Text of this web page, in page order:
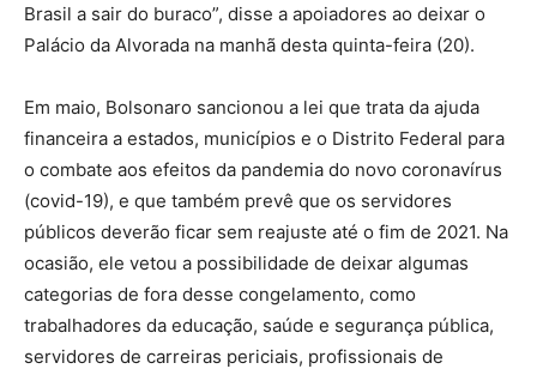
Brasil a sair do buraco”, disse a apoiadores ao deixar o
Palácio da Alvorada na manhã desta quinta-feira (20).
Em maio, Bolsonaro sancionou a lei que trata da ajuda
financeira a estados, municípios e o Distrito Federal para
o combate aos efeitos da pandemia do novo coronavírus
(covid-19), e que também prevê que os servidores
públicos deverão ficar sem reajuste até o fim de 2021. Na
ocasião, ele vetou a possibilidade de deixar algumas
categorias de fora desse congelamento, como
trabalhadores da educação, saúde e segurança pública,
servidores de carreiras periciais, profissionais de